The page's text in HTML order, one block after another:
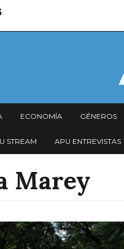
ECONOMÍA GÉNEROS
STREAM APU ENTREVISTAS
Marey